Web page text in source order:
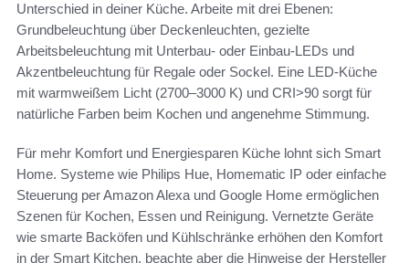
Unterschied in deiner Küche. Arbeite mit drei Ebenen:
Grundbeleuchtung über Deckenleuchten, gezielte
Arbeitsbeleuchtung mit Unterbau- oder Einbau-LEDs und
Akzentbeleuchtung für Regale oder Sockel. Eine LED-Küche
mit warmweißem Licht (2700–3000 K) und CRI>90 sorgt für
natürliche Farben beim Kochen und angenehme Stimmung.
Für mehr Komfort und Energiesparen Küche lohnt sich Smart
Home. Systeme wie Philips Hue, Homematic IP oder einfache
Steuerung per Amazon Alexa und Google Home ermöglichen
Szenen für Kochen, Essen und Reinigung. Vernetzte Geräte
wie smarte Backöfen und Kühlschränke erhöhen den Komfort
in der Smart Kitchen, beachte aber die Hinweise der Hersteller